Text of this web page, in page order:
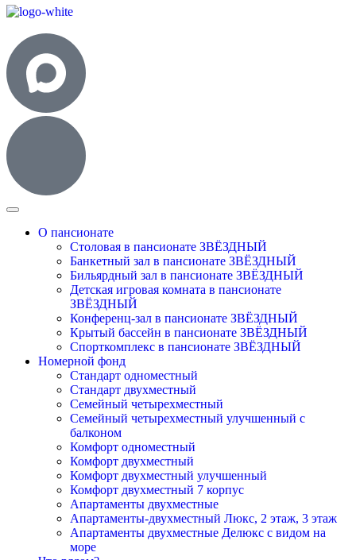
О пансионате
Столовая в пансионате ЗВЁЗДНЫЙ
Банкетный зал в пансионате ЗВЁЗДНЫЙ
Бильярдный зал в пансионате ЗВЁЗДНЫЙ
Детская игровая комната в пансионате
ЗВЁЗДНЫЙ
Конференц-зал в пансионате ЗВЁЗДНЫЙ
Крытый бассейн в пансионате ЗВЁЗДНЫЙ
Спорткомплекс в пансионате ЗВЁЗДНЫЙ
Номерной фонд
Cтандарт одноместный
Cтандарт двухместный
Семейный четырехместный
Семейный четырехместный улучшенный с
балконом
Комфорт одноместный
Комфорт двухместный
Комфорт двухместный улучшенный
Комфорт двухместный 7 корпус
Апартаменты двухместные
Апартаменты-двухместный Люкс, 2 этаж, 3 этаж
Апартаменты двухместные Делюкс с видом на
море